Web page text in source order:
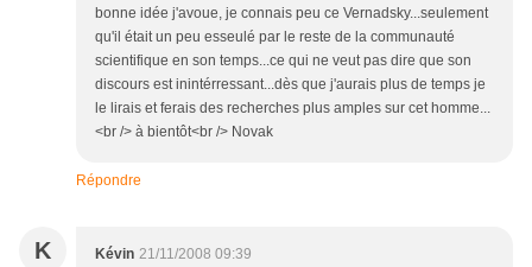
bonne idée j'avoue, je connais peu ce Vernadsky...seulement
qu'il était un peu esseulé par le reste de la communauté
scientifique en son temps...ce qui ne veut pas dire que son
discours est inintérressant...dès que j'aurais plus de temps je
le lirais et ferais des recherches plus amples sur cet homme...
<br /> à bientôt<br /> Novak
Répondre
K Kévin 21/11/2008 09:39